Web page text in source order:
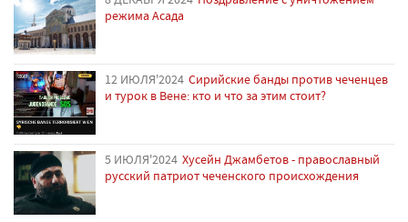
режима Асада
12 ИЮЛЯ'2024 Сирийские банды против чеченцев
и турок в Вене: кто и что за этим стоит?
5 ИЮЛЯ'2024 Хусейн Джамбетов - православный
русский патриот чеченского происхождения